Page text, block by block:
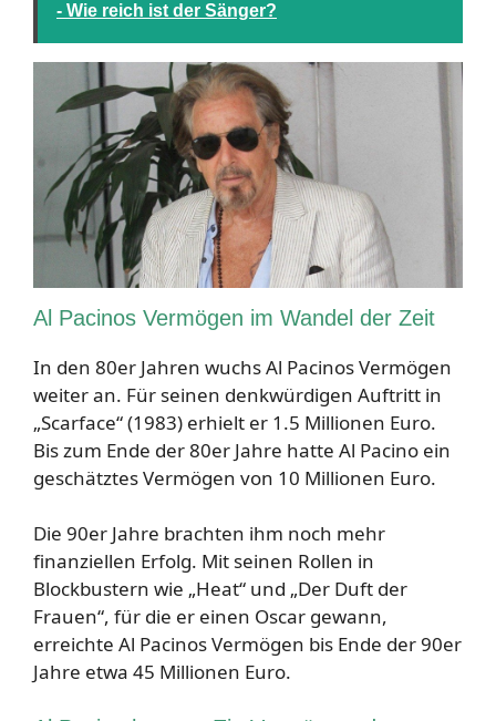
- Wie reich ist der Sänger?
Al Pacinos Vermögen im Wandel der Zeit
In den 80er Jahren wuchs Al Pacinos Vermögen
weiter an. Für seinen denkwürdigen Auftritt in
„Scarface“ (1983) erhielt er 1.5 Millionen Euro.
Bis zum Ende der 80er Jahre hatte Al Pacino ein
geschätztes Vermögen von 10 Millionen Euro.
Die 90er Jahre brachten ihm noch mehr
finanziellen Erfolg. Mit seinen Rollen in
Blockbustern wie „Heat“ und „Der Duft der
Frauen“, für die er einen Oscar gewann,
erreichte Al Pacinos Vermögen bis Ende der 90er
Jahre etwa 45 Millionen Euro.